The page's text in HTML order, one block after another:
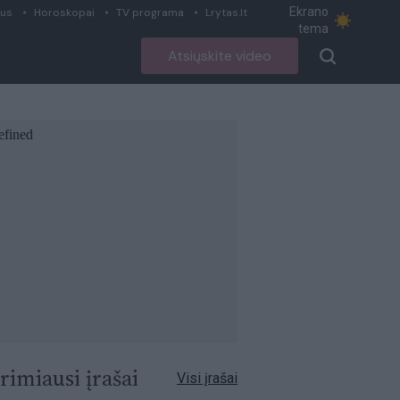
Horoskopai TV programa Lrytas.lt
Ekrano
tema
Atsiųskite video
įrašai Visi įrašai